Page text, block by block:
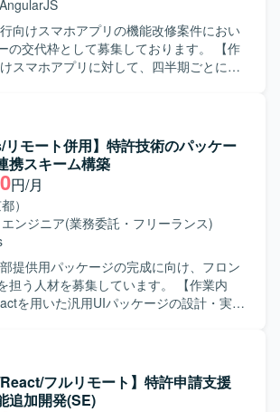
むことができます。 【開発環境】
、React、Next.js、Golangを使用します。
、AWS、Amazon Aurora MySQLで
IDE、VSCode、GitHub、Docker、
AngularJS
行向けスマホアプリの機能改修案件におい
交代枠として募集しております。 【作
スマホアプリに対して、四半期ごとに計
連の工程を担当していただきます。スマ
認やテストも行っていただきます。 【求
ントエンドとバックエンド双方の技術に
、チームと連携しながら着実にタスクを
めております。仕様変更や機能追加にも
質を意識した開発ができる方が望ましい
プロダクトに携わることで、大規模サー
イクルを通じた経験を積むことができま
ドとバックエンドの両方に関わるため、
スキルを高めることができます。 【開
リモート併用】特許技術のパッケー
携スキーム構築
円/月
）
ンジニア(業務委託・フリーランス)
提供用パッケージの完成に向け、フロン
人材を募集しています。 【作業内
を用いた汎用UIパッケージの設計・実装
な動作環境で安定稼働するフロントエン
発を
全体の仕組みづくりに主体的に取り組め
フルリモート】特許申請支援
追加開発(SE)